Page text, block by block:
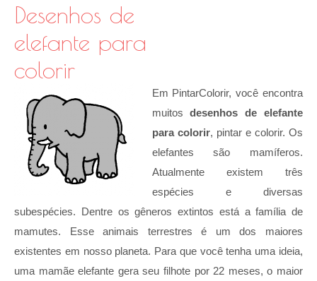
Desenhos de
elefante para
colorir
Em PintarColorir, você encontra
muitosdesenhos de elefante
para colorir, pintar e colorir. Os
elefantes são mamíferos.
Atualmente existem três
espécies e diversas
subespécies. Dentre os gêneros extintos está a família de
mamutes. Esse animais terrestres é um dos maiores
existentes em nosso planeta. Para que você tenha uma ideia,
uma mamãe elefante gera seu filhote por 22 meses, o maior